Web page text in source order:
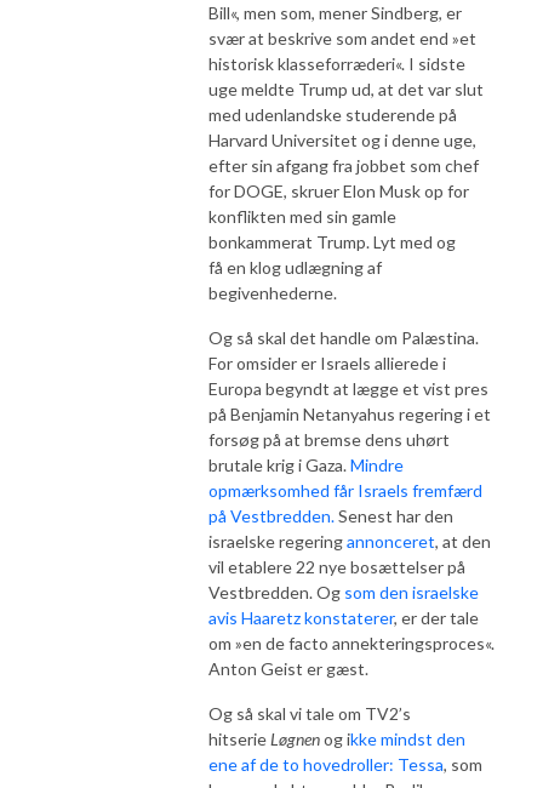
Bill«, men som, mener Sindberg, er
svær at beskrive som andet end »et
historisk klasseforræderi«. I sidste
uge meldte Trump ud, at det var slut
med udenlandske studerende på
Harvard Universitet og i denne uge,
efter sin afgang fra jobbet som chef
for DOGE, skruer Elon Musk op for
konflikten med sin gamle
bonkammerat Trump. Lyt med og
få en klog udlægning af
begivenhederne.
Og så skal det handle om Palæstina.
For omsider er Israels allierede i
Europa begyndt at lægge et vist pres
på Benjamin Netanyahus regering i et
forsøg på at bremse dens uhørt
brutale krig i Gaza.Mindre
opmærksomhed får Israels fremfærd
på Vestbredden.Senest har den
israelske regeringannonceret, at den
vil etablere 22 nye bosættelser på
Vestbredden. Og som den israelske
avis Haaretz konstaterer, er der tale
om »en de facto annekteringsproces«.
Anton Geist er gæst.
Og så skal vi tale om TV2’s
hitserieLøgnenog ikke mindst den
ene af de to hovedroller: Tessa, som